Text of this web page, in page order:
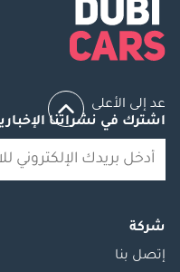
عد إلى الأعلى
اشترك في نشراتنا
شركة
إتصل بنا